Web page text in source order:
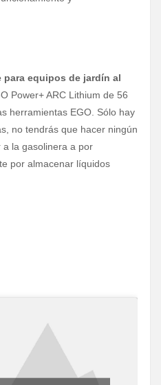
equipos de jardín al
Power+ ARC Lithium de 56
herramientas EGO. Sólo hay
no tendrás que hacer ningún
la gasolinera a por
por almacenar líquidos